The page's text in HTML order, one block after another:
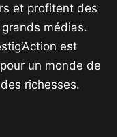
et profitent des
médias.
est
un monde de
richesses.